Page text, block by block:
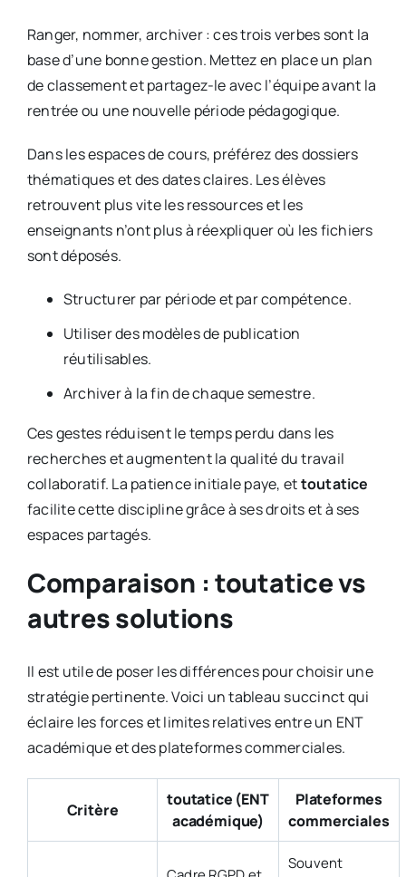
Ranger, nommer, archiver : ces trois verbes sont la
base d’une bonne gestion. Mettez en place un plan
de classement et partagez-le avec l’équipe avant la
rentrée ou une nouvelle période pédagogique.
Dans les espaces de cours, préférez des dossiers
thématiques et des dates claires. Les élèves
retrouvent plus vite les ressources et les
enseignants n’ont plus à réexpliquer où les fichiers
sont déposés.
Structurer par période et par compétence.
Utiliser des modèles de publication
réutilisables.
Archiver à la fin de chaque semestre.
Ces gestes réduisent le temps perdu dans les
recherches et augmentent la qualité du travail
collaboratif. La patience initiale paye, ettoutatice
facilite cette discipline grâce à ses droits et à ses
espaces partagés.
Comparaison : toutatice vs
autres solutions
Il est utile de poser les différences pour choisir une
stratégie pertinente. Voici un tableau succinct qui
éclaire les forces et limites relatives entre un ENT
académique et des plateformes commerciales.
Critère
toutatice (ENT
académique)
Plateformes
commerciales
Souvent